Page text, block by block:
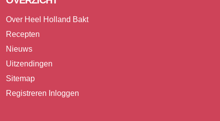
Over Heel Holland Bakt
Recepten
Nieuws
Uitzendingen
Sitemap
Registreren Inloggen